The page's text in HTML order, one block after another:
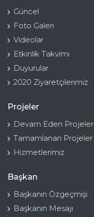
Güncel
Foto Galeri
Videolar
Etkinlik Takvimi
Duyurular
2020 Ziyaretçilerimiz
Projeler
Devam Eden Projeler
Tamamlanan Projeler
Hizmetlerimiz
Başkan
Başkanın Özgeçmişi
Başkanın Mesajı